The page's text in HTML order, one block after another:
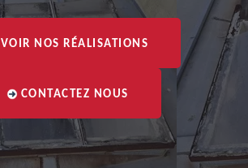
VOIR NOS RÉALISATIONS
CONTACTEZ NOUS